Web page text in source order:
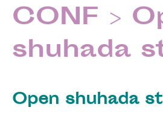
CONF >
shuhada
Open shuhada